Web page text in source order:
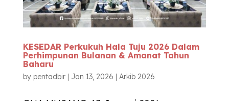
KESEDAR Perkukuh Hala Tuju 2026 Dalam
Perhimpunan Bulanan & Amanat Tahun
Baharu
by pentadbir| Jan 13, 2026 | Arkib 2026